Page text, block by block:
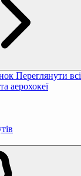
Переглянути всі
аерохокеї